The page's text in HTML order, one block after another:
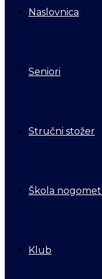
Naslovnica
Seniori
Stručni stožer
Škola
Klub